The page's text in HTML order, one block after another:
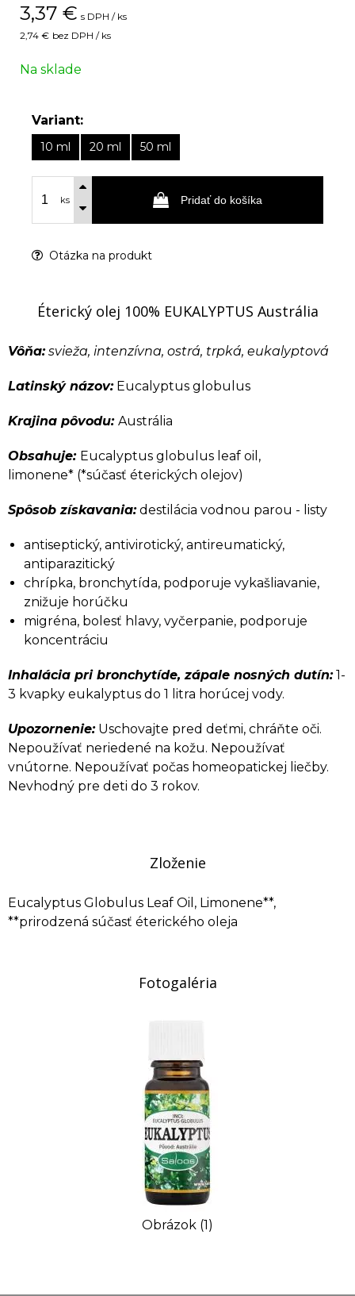
3,37 € s DPH / ks
2,74 € bez DPH / ks
Na sklade
Variant:
10 ml 20 ml 50 ml
ks Pridať do košíka
Otázka na produkt
Éterický olej 100% EUKALYPTUS Austrália
Vôňa:svieža, intenzívna, ostrá, trpká, eukalyptová
Latinský názov:Eucalyptus globulus
Krajina pôvodu: Austrália
Obsahuje: Eucalyptus globulus leaf oil,
limonene* (*súčasť éterických olejov)
Spôsob získavania:destilácia vodnou parou - listy
antiseptický, antivirotický, antireumatický,
antiparazitický
chrípka, bronchytída, podporuje vykašliavanie,
znižuje horúčku
migréna, bolesť hlavy, vyčerpanie, podporuje
koncentráciu
Inhalácia pri bronchytíde, zápale nosných dutín:1-
3 kvapky eukalyptus do 1 litra horúcej vody.
Upozornenie:Uschovajte pred deťmi, chráňte oči.
Nepoužívať neriedené na kožu. Nepoužívať
vnútorne. Nepoužívať počas homeopatickej liečby.
Nevhodný pre deti do 3 rokov.
Zloženie
Eucalyptus Globulus Leaf Oil, Limonene**,
**prirodzená súčasť éterického oleja
Fotogaléria
Obrázok (1)